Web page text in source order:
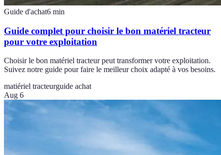
Guide d'achat6 min
Guide complet pour choisir le bon matériel tracteur
pour votre exploitation
Choisir le bon matériel tracteur peut transformer votre exploitation.
Suivez notre guide pour faire le meilleur choix adapté à vos besoins.
matiériel tracteurguide achat
Aug 6